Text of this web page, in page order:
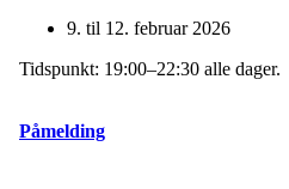
9. til 12. februar 2026
Tidspunkt: 19:00–22:30 alle dager.
Påmelding